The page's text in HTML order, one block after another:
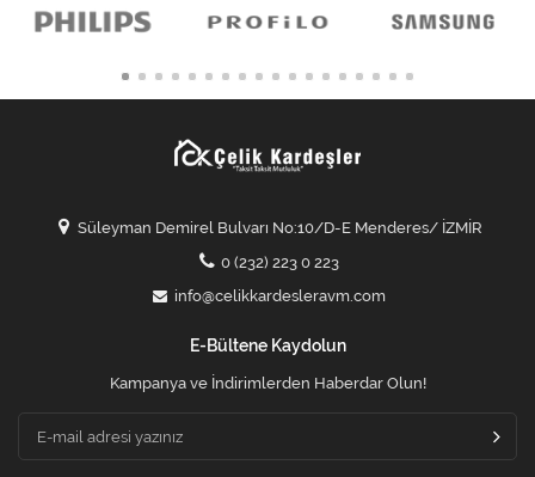
Süleyman Demirel Bulvarı No:10/D-E Menderes/ İZMİR
0 (232) 223 0 223
info@celikkardesleravm.com
E-Bültene Kaydolun
Kampanya ve İndirimlerden Haberdar Olun!